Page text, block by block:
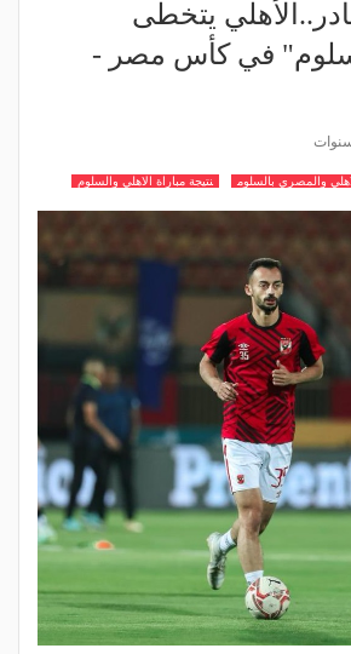
يتخطى
في كأس مصر -
والمصري بالسلوم نتيجة مباراة الاهلي والسلوم